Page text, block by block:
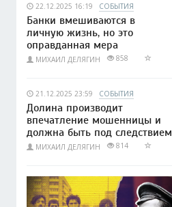
22.12.2025 16:19 СОБЫТИЯ
Банки вмешиваются в
личную жизнь, но это
оправданная мера
МИХАИЛ ДЕЛЯГИН 858
21.12.2025 23:59 СОБЫТИЯ
Долина производит
впечатление мошенницы и
должна быть под следствием
МИХАИЛ ДЕЛЯГИН 814